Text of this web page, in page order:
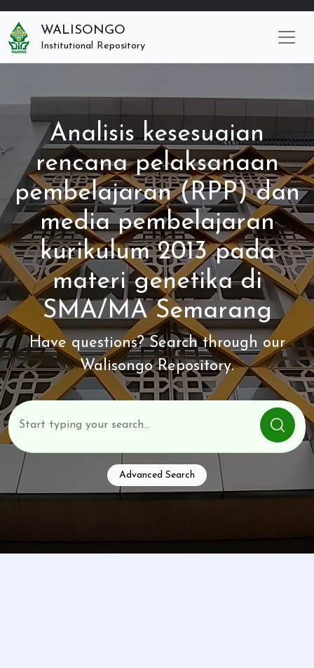
WALISONGO
Institutional Repository
Analisis kesesuaian
rencana pelaksanaan
pembelajaran (RPP) dan
media pembelajaran
kurikulum 2013 pada
materi genetika di
SMA/MA Semarang
Have questions? Search through our
Walisongo Repository.
Advanced Search